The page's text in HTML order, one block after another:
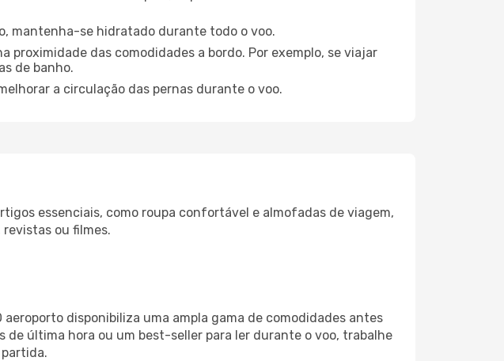
mantenha-se hidratado durante todo o voo.
proximidade das comodidades a bordo. Por exemplo, se viajar
de banho.
a circulação das pernas durante o voo.
essenciais, como roupa confortável e almofadas de viagem,
ou filmes.
disponibiliza uma ampla gama de comodidades antes
última hora ou um best-seller para ler durante o voo, trabalhe